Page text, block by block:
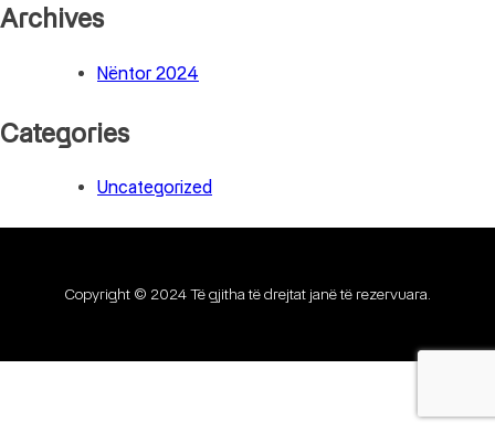
Archives
Nëntor 2024
Categories
Uncategorized
Copyright © 2024 Të gjitha të drejtat janë të rezervuara.